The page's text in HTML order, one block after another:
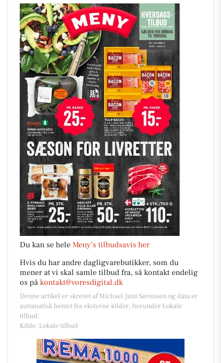
Du kan se hele Meny’s tilbudsavis her
Hvis du har andre dagligvarebutikker, som du
mener at vi skal samle tilbud fra, så kontakt endelig
os på kontakt@voresdigital.dk
Denne artikel er skrevet af Michael Juul Sørensen og data er
automatisk hentet fra eksterne kilder, herunder Lokale
tilbud.
Kilde: Lokale tilbud